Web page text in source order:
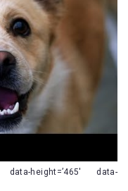
height=’465′ data-